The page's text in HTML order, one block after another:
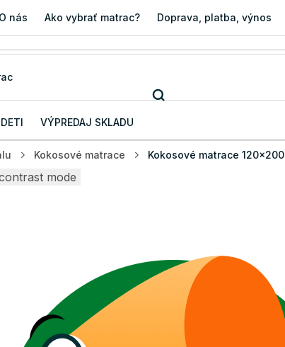
O nás Ako vybrať matrac? Doprava, platba, výnos
VÝPREDAJ SKLADU
Kokosové matrace Kokosové matrace 120x200
mode